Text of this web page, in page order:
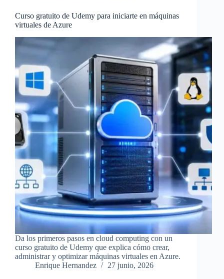
Curso gratuito de Udemy para iniciarte en máquinas
virtuales de Azure
Da los primeros pasos en cloud computing con un
curso gratuito de Udemy que explica cómo crear,
administrar y optimizar máquinas virtuales en Azure.
Enrique Hernandez
27 junio, 2026